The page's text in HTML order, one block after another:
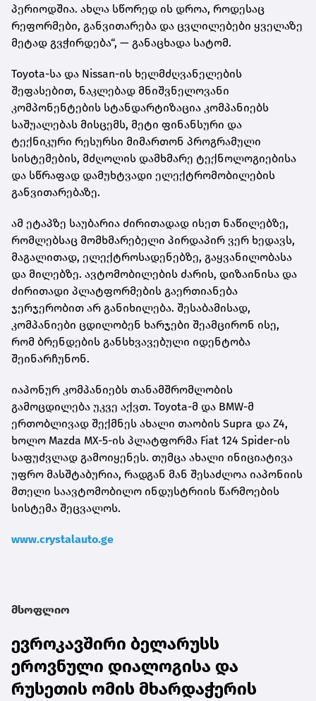
პერიოდშია. ახლა სწორედ ის დროა, როდესაც
რეფორმები, განვითარება და ცვლილებები ყველაზე
მეტად გვჭირდება“, — განაცხადა სატომ.
Toyota-სა და Nissan-ის ხელმძღვანელების
შეფასებით, ნაკლებად მნიშვნელოვანი
კომპონენტების სტანდარტიზაცია კომპანიებს
საშუალებას მისცემს, მეტი ფინანსური და
ტექნიკური რესურსი მიმართონ პროგრამული
სისტემების, მძღოლის დამხმარე ტექნოლოგიებისა
და სწრაფად დამუხტვადი ელექტრომობილების
განვითარებაზე.
ამ ეტაპზე საუბარია ძირითადად ისეთ ნაწილებზე,
რომლებსაც მომხმარებელი პირდაპირ ვერ ხედავს,
მაგალითად, ელექტროსადენებზე, გაყვანილობასა
და მილებზე. ავტომობილების ძარის, დიზაინისა და
ძირითადი პლატფორმების გაერთიანება
ჯერჯერობით არ განიხილება. შესაბამისად,
კომპანიები ცდილობენ ხარჯები შეამცირონ ისე,
რომ ბრენდების განსხვავებული იდენტობა
შეინარჩუნონ.
იაპონურ კომპანიებს თანამშრომლობის
გამოცდილება უკვე აქვთ. Toyota-მ და BMW-მ
ერთობლივად შექმნეს ახალი თაობის Supra და Z4,
ხოლო Mazda MX-5-ის პლატფორმა Fiat 124 Spider-ის
საფუძვლად გამოიყენეს. თუმცა ახალი ინიციატივა
უფრო მასშტაბურია, რადგან მან შესაძლოა იაპონიის
მთელი საავტომობილო ინდუსტრიის წარმოების
სისტემა შეცვალოს.
www.crystalauto.ge
მსოფლიო
ევროკავშირი ბელარუსს
ეროვნული დიალოგისა და
რუსეთის ომის მხარდაჭერის